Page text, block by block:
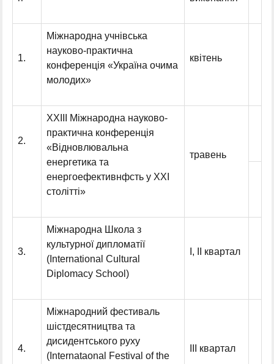
1.
Міжнародна учнівська
науково-практична
конференція «Україна очима
молодих»
квітень
2.
ХХІІІ Міжнародна науково-
практична конференція
«Відновлювальна
енергетика та
енергоефективнфсть у ХХІ
столітті»
травень
3.
Міжнародна Школа з
культурної дипломатії
(International Cultural
Diplomacy School)
І, ІІ квартал
4.
Міжнародний фестиваль
шістдесятництва та
дисидентського руху
(Internataonal Festival of the
ІІІ квартал